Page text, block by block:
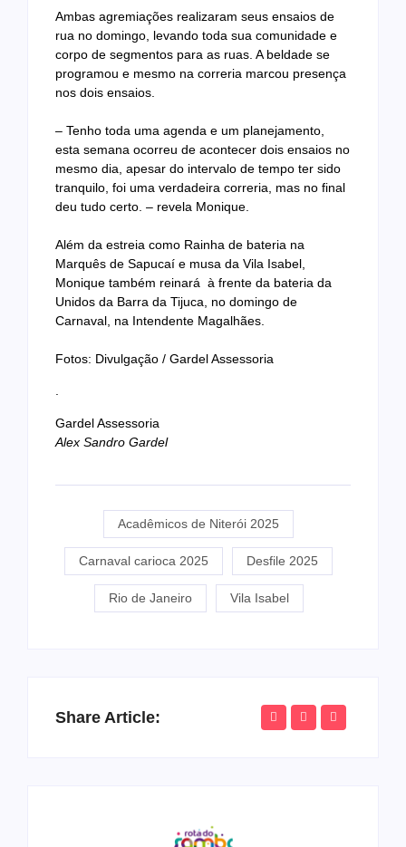
Ambas agremiações realizaram seus ensaios de
rua no domingo, levando toda sua comunidade e
corpo de segmentos para as ruas. A beldade se
programou e mesmo na correria marcou presença
nos dois ensaios.
– Tenho toda uma agenda e um planejamento,
esta semana ocorreu de acontecer dois ensaios no
mesmo dia, apesar do intervalo de tempo ter sido
tranquilo, foi uma verdadeira correria, mas no final
deu tudo certo. – revela Monique.
Além da estreia como Rainha de bateria na
Marquês de Sapucaí e musa da Vila Isabel,
Monique também reinará à frente da bateria da
Unidos da Barra da Tijuca, no domingo de
Carnaval, na Intendente Magalhães.
Fotos: Divulgação / Gardel Assessoria
.
Gardel Assessoria
Alex Sandro Gardel
Acadêmicos de Niterói 2025
Carnaval carioca 2025 Desfile 2025
Rio de Janeiro Vila Isabel
Share Article: